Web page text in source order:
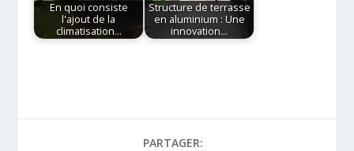
En quoi consiste
l'ajout de la
climatisation…
Structure de terrasse
en aluminium : Une
innovation…
PARTAGER: